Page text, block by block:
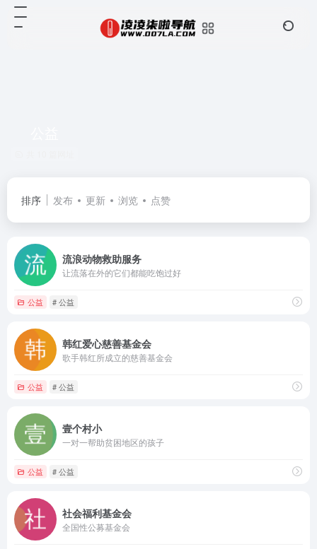
排序 发布 更新 浏览 点赞
流浪动物救助服务
让流落在外的它们都能吃饱过好
公益 # 公益
韩红爱心慈善基金会
歌手韩红所成立的慈善基金会
公益 # 公益
壹个村小
一对一帮助贫困地区的孩子
公益 # 公益
社会福利基金会
全国性公募基金会